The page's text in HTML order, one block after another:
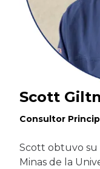
Scott
Consultor
Scott obtuvo su
Minas de la